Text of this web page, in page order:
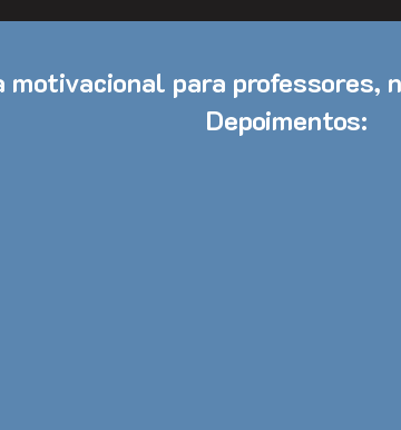
para professores,
Depoimentos: